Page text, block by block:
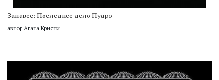
Занавес: Последнее дело Пуаро
автор Агата Кристи